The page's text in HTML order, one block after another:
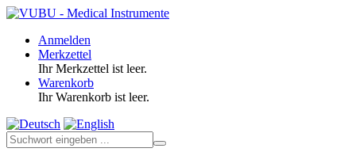
Anmelden
Merkzettel
Ihr Merkzettel ist leer.
Warenkorb
Ihr Warenkorb ist leer.